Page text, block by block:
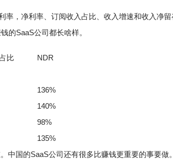
率，净利率、订阅收入占比、收入增速和收入净留
的SaaS公司都长啥样。
比
NDR
136%
140%
98%
135%
中国的SaaS公司还有很多比赚钱更重要的事要做。